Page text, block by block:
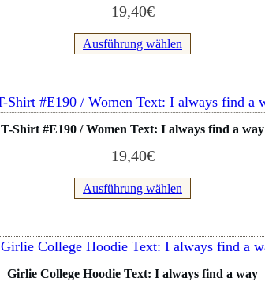
der
gewählt
19,40€
Ausführung wählen
mehrere
Varianten
auf.
Optionen
können
auf
der
gewählt
T-Shirt #E190 / Women Text: I always find a way
19,40€
Ausführung wählen
Dieses
mehrere
Varianten
auf.
Optionen
können
auf
Girlie College Hoodie Text: I always find a way
Dieses